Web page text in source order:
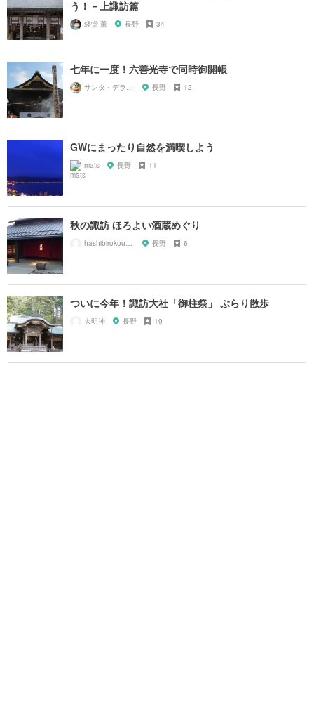
う！－上諏訪篇
経堂 薫 長野 34
七年に一度！六善光寺で同時御開帳
サンタ・デラックス 長野 12
GWにまったり自然を満喫しよう
mats 長野 11
秋の諏訪 ほろよい酒蔵めぐり
hashibirokoungorongo 長野 6
ついに今年！諏訪大社「御柱祭」 ぶらり散歩
大明神 長野 19